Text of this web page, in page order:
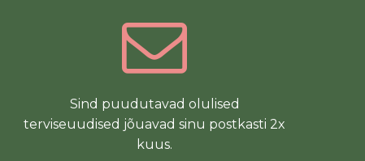
Sind puudutavad olulised
terviseuudised jõuavad sinu postkasti 2x
kuus.